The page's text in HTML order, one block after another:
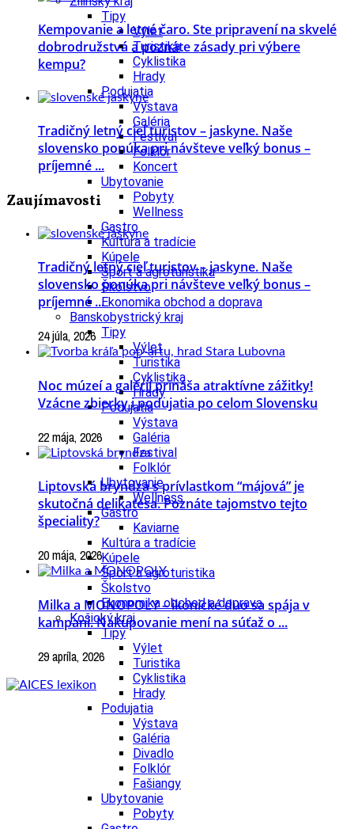
Tipy
Výlet
Turistika
Cyklistika
Hrady
Podujatia
Výstava
Galéria
Festival
Folklór
Koncert
Ubytovanie
Pobyty
Wellness
Gastro
Kultúra a tradície
Kúpele
Šport a agroturistika
Školstvo
Ekonomika obchod a doprava
Banskobystrický kraj
Tipy
Výlet
Turistika
Cyklistika
Hrady
Podujatia
Výstava
Galéria
Festival
Folklór
Ubytovanie
Wellness
Gastro
Kaviarne
Kultúra a tradície
Kúpele
Šport a agroturistika
Školstvo
Ekonomika obchod a doprava
Košický kraj
Tipy
Výlet
Turistika
Cyklistika
Hrady
Podujatia
Výstava
Galéria
Divadlo
Folklór
Fašiangy
Ubytovanie
Pobyty
Kempovanie a letné čaro. Ste pripravení na skvelé
dobrodružstvá a poznáte zásady pri výbere
kempu?
Tradičný letný cieľ turistov – jaskyne. Naše
slovensko ponúka pri návšteve veľký bonus –
príjemné ...
Zaujímavosti
Tradičný letný cieľ turistov – jaskyne. Naše
slovensko ponúka pri návšteve veľký bonus –
príjemné ...
24 júla, 2026
Noc múzeí a galérií prináša atraktívne zážitky!
Vzácne zbierky i podujatia po celom Slovensku
22 mája, 2026
Liptovská bryndza s prívlastkom “májová” je
skutočná delikatesa. Poznáte tajomstvo tejto
špeciality?
20 mája, 2026
Milka a MONOPOLY – ikonické duo sa spája v
kampani. Nakupovanie mení na súťaž o ...
29 apríla, 2026